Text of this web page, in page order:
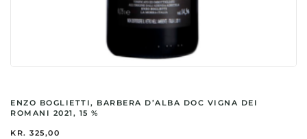
ENZO BOGLIETTI, BARBERA D’ALBA DOC VIGNA DEI
ROMANI 2021, 15 %
KR. 325,00